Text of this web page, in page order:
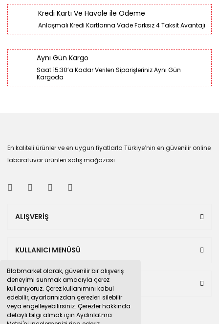
Blabmarket olarak, güvenilir bir alışveriş
deneyimi sunmak amacıyla çerez
kullanıyoruz. Çerez kullanımını kabul
edebilir, ayarlarınızdan çerezleri silebilir
veya engelleyebilirsiniz. Çerezler hakkında
detaylı bilgi almak için Aydınlatma
Kredi Kartı Ve Havale ile Ödeme
Anlaşmalı Kredi Kartlarına Vade Farksız 4 Taksit Avantajı
Aynı Gün Kargo
Saat 15:30’a Kadar Verilen Siparişleriniz Aynı Gün
Kargoda
En kaliteli ürünler ve en uygun fiyatlarla Türkiye’nin en güvenilir online
laboratuvar ürünleri satış mağazası
ALIŞVERİŞ
KULLANICI MENÜSÜ
BULUNDUĞUMUZ PAZAR YERLERİ